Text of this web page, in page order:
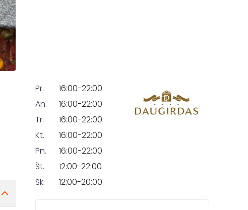
Pr.
16:00-22:00
An.
16:00-22:00
Tr.
16:00-22:00
Kt.
16:00-22:00
Pn.
16:00-22:00
Št.
12:00-22:00
Sk.
12:00-20:00